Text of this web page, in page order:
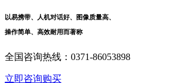
以易携带、人机对话好、图像质量高、
操作简单、高效耐用而著称
全国咨询热线： 0371-86053898
立即咨询购买